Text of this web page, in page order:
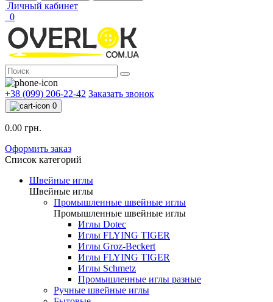
Личный кабинет
0
+38 (099) 206-22-42 Заказать звонок
0
0.00 грн.
Оформить заказ
Список категорий
Швейные иглы
Швейные иглы
Промышленные швейные иглы
Промышленные швейные иглы
Иглы Dotec
Иглы FLYING TIGER
Иглы Groz-Beckert
Иглы FLYING TIGER
Иглы Schmetz
Промышленные иглы разные
Ручные швейные иглы